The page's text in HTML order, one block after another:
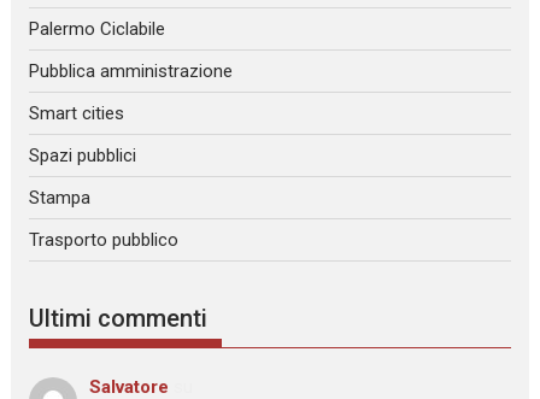
Palermo Ciclabile
Pubblica amministrazione
Smart cities
Spazi pubblici
Stampa
Trasporto pubblico
Ultimi commenti
Salvatore